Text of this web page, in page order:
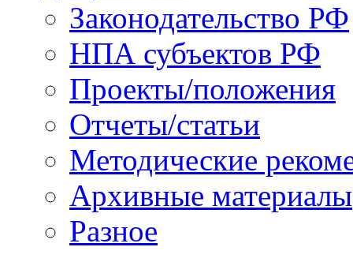
Законодательство РФ
НПА субъектов РФ
Проекты/положения
Отчеты/статьи
Методические
Архивные материалы
Разное